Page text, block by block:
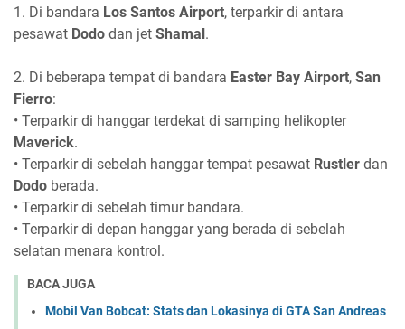
1. Di bandara Los Santos Airport, terparkir di antara
pesawat Dodo dan jet Shamal.
2. Di beberapa tempat di bandara Easter Bay Airport, San
Fierro:
• Terparkir di hanggar terdekat di samping helikopter
Maverick.
• Terparkir di sebelah hanggar tempat pesawat Rustler dan
Dodo berada.
• Terparkir di sebelah timur bandara.
• Terparkir di depan hanggar yang berada di sebelah
selatan menara kontrol.
BACA JUGA
Mobil Van Bobcat: Stats dan Lokasinya di GTA San Andreas